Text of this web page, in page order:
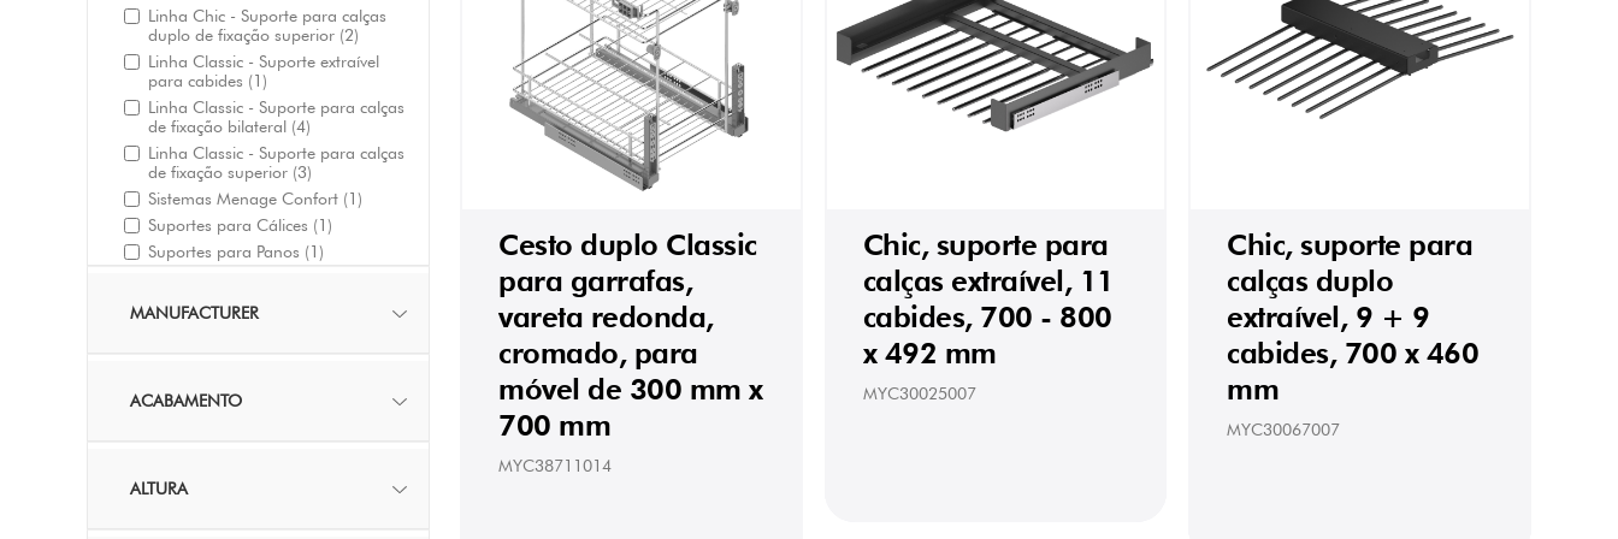
Cesto duplo Classic
para garrafas,
vareta redonda,
cromado, para
móvel de 300 mm x
700 mm
MYC38711014
Chic, suporte para
calças extraível, 11
cabides, 700 - 800
x 492 mm
MYC30025007
Chic, suporte para
calças duplo
extraível, 9 + 9
cabides, 700 x 460
mm
MYC30067007
Linha Chic - Suporte para calças
duplo de fixação superior (2)
Linha Classic - Suporte extraível
para cabides (1)
Linha Classic - Suporte para calças
de fixação bilateral (4)
Linha Classic - Suporte para calças
de fixação superior (3)
Sistemas Menage Confort (1)
Suportes para Cálices (1)
Suportes para Panos (1)
MANUFACTURER
ACABAMENTO
ALTURA